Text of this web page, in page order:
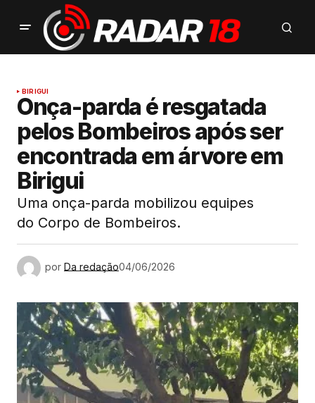
BIRIGUI
Onça-parda é resgatada
pelos Bombeiros após ser
encontrada em árvore em
Birigui
Uma onça-parda mobilizou equipes
do Corpo de Bombeiros.
por Da redação04/06/2026